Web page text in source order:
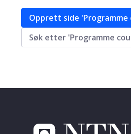
Opprett side 'Programme
Søk etter 'Programme